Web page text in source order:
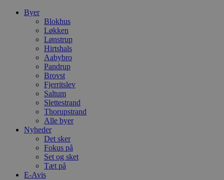
Byer
Blokhus
Løkken
Lønstrup
Hirtshals
Aabybro
Pandrup
Brovst
Fjerritslev
Saltum
Slettestrand
Thorupstrand
Alle byer
Nyheder
Det sker
Fokus på
Set og sket
Tæt på
E-Avis